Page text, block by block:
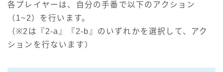
各プレイヤーは、自分の手番で以下のアクション
（1~2）を行います。
（※2は『2-a』『2-b』のいずれかを選択して、アク
ションを行ないます）